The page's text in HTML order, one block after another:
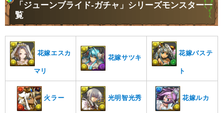
「ジューンブライド-ガチャ」シリーズモンスター一
覧
花嫁エスカ
マリ
花嫁サツキ
花嫁バステ
ト
火ラー 光明智光秀 花嫁ルカ